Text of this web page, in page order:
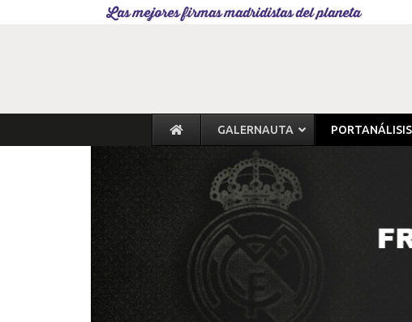
Las mejores firmas madridistas del planeta
GALERNAUTA PORTANÁLISIS